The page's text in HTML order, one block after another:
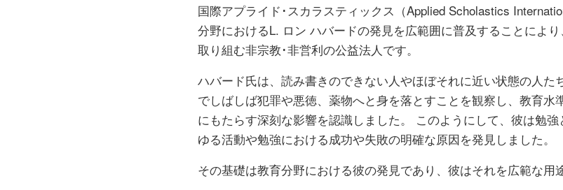
国際アプライド･スカラスティックス（Applied Scholastics
分野におけるL. ロン ハバードの発見を広範囲に普及することによ
取り組む非宗教･非営利の公益法人です。
ハバード氏は、読み書きのできない人やほぼそれに近い状態の人た
でしばしば犯罪や悪徳、薬物へと身を落とすことを観察し、教育水
にもたらす深刻な影響を認識しました。 このようにして、彼は勉
ゆる活動や勉強における成功や失敗の明確な原因を発見しました。
その基礎は教育分野における彼の発見であり、彼はそれを広範な用